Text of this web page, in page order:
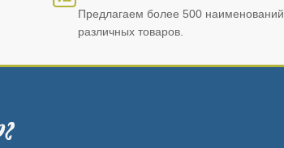
Предлагаем более 500 наименований
различных товаров.